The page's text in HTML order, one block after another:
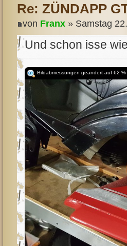
Re: ZÜNDAPP
von Franx » Samstag
Und schon isse
Bildabmessungen geändert auf 62